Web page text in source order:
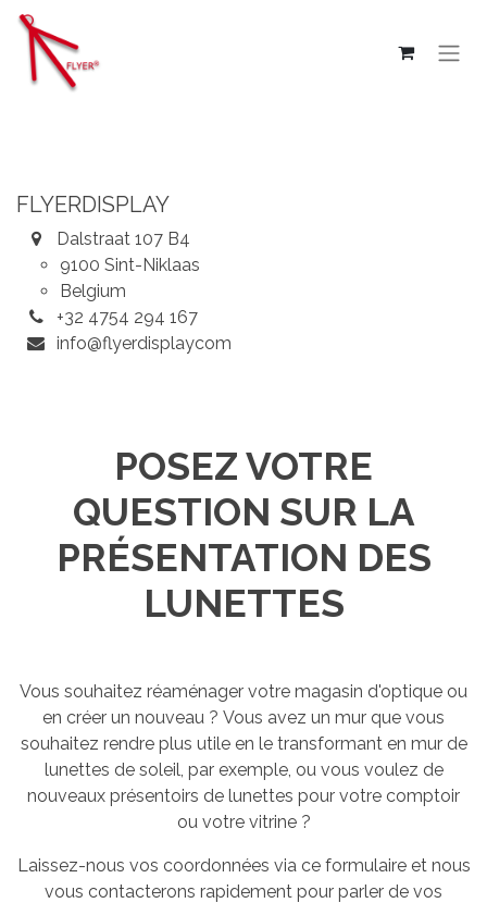
Se rendre au contenu
FLYERDISPLAY
Dalstraat 107 B4
9100 Sint-Niklaas
Belgium
+32 4754 294 167
info@flyerdisplaycom
POSEZ VOTRE
QUESTION SUR LA
PRÉSENTATION DES
LUNETTES
Vous souhaitez réaménager votre magasin d'optique ou
en créer un nouveau ? Vous avez un mur que vous
souhaitez rendre plus utile en le transformant en mur de
lunettes de soleil, par exemple, ou vous voulez de
nouveaux présentoirs de lunettes pour votre comptoir
ou votre vitrine ?
Laissez-nous vos coordonnées via ce formulaire et nous
vous contacterons rapidement pour parler de vos